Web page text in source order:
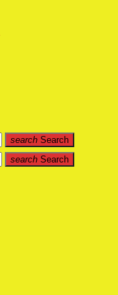
search Search
search Search